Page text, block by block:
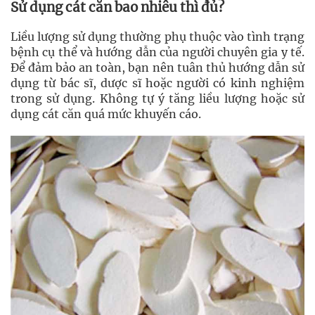
Sử dụng cát căn bao nhiêu thì đủ?
Liều lượng sử dụng thường phụ thuộc vào tình trạng
bệnh cụ thể và hướng dẫn của người chuyên gia y tế.
Để đảm bảo an toàn, bạn nên tuân thủ hướng dẫn sử
dụng từ bác sĩ, dược sĩ hoặc người có kinh nghiệm
trong sử dụng. Không tự ý tăng liều lượng hoặc sử
dụng cát căn quá mức khuyến cáo.